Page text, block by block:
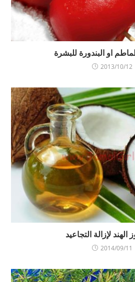
او البندورة للبشرة
2013/10/12
الهند لإزالة التجاعيد
2014/09/11